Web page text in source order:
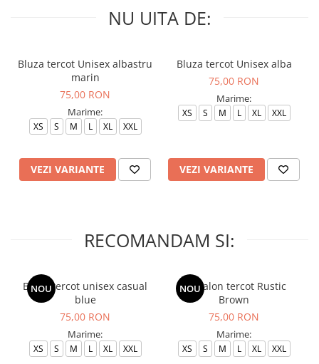
NU UITA DE:
Bluza tercot Unisex albastru
marin
75,00 RON
Marime:
XS S M L XL XXL
VEZI VARIANTE
Bluza tercot Unisex alba
75,00 RON
Marime:
XS S M L XL XXL
VEZI VARIANTE
RECOMANDAM SI:
NOU
Bluza tercot unisex casual
blue
75,00 RON
Marime:
XS S M L XL XXL
NOU
Pantalon tercot Rustic
Brown
75,00 RON
Marime:
XS S M L XL XXL